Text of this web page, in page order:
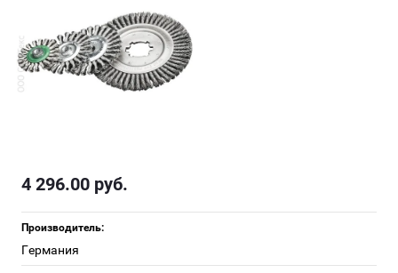
4 296.00 руб.
Производитель:
Германия